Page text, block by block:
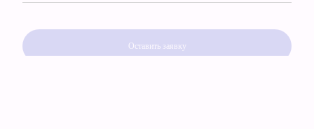
Оставить заявку